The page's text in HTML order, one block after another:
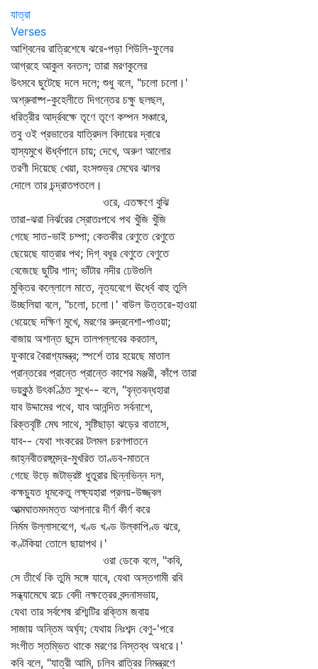
যাত্রা
Verses
আশ্বিনের রাত্রিশেষে ঝরে-পড়া শিউলি-ফুলের
আগ্রহে আকুল বনতল; তারা মরণকুলের
উৎসবে ছুটেছে দলে দলে; শুধু বলে, "চলো চলো।'
অশ্রুবাষ্প-কুহেলীতে দিগন্তের চক্ষু ছলছল,
ধরিত্রীর আর্দ্রবক্ষে তৃণে তৃণে কম্পন সঞ্চারে,
তবু ওই প্রভাতের যাত্রিদল বিদায়ের দ্বারে
হাস্যমুখে ঊর্ধ্বপানে চায়; দেখে, অরুণ আলোর
তরণী দিয়েছে খেয়া, হংসশুভ্র মেঘের ঝালর
দোলে তার চন্দ্রাতপতলে।
ওরে, এতক্ষণে বুঝি
তারা-ঝরা নির্ঝরের স্রোতঃপথে পথ খুঁজি খুঁজি
গেছে সাত-ভাই চম্পা; কেতকীর রেণুতে রেণুতে
ছেয়েছে যাত্রার পথ; দিগ্‌ বধূর বেণুতে বেণুতে
বেজেছে ছুটির গান; ভাঁটার নদীর ঢেউগুলি
মুক্তির কল্লোলে মাতে, নৃত্যবেগে ঊর্ধ্বে বাহু তুলি
উচ্ছলিয়া বলে, "চলো, চলো।' বাউল উত্তরে-হাওয়া
ধেয়েছে দক্ষিণ মুখে, মরণের রুদ্রনেশা-পাওয়া;
বাজায় অশান্ত ছন্দে তালপল্লবের করতাল,
ফুকারে বৈরাগ্যমন্ত্র; স্পর্শে তার হয়েছে মাতাল
প্রান্তরের প্রান্তে প্রান্তে কাশের মঞ্জরী, কাঁপে তারা
ভয়কুন্ঠ উৎকণ্ঠিত সুখে-- বলে, "বৃন্তবন্ধহারা
যাব উদ্দামের পথে, যাব আনন্দিত সর্বনাশে,
রিক্তবৃষ্টি মেঘ সাথে, সৃষ্টিছাড়া ঝড়ের বাতাসে,
যাব-- যেথা শংকরের টলমল চরণপাতনে
জাহ্নবীতরঙ্গমন্দ্র-মুখরিত তাণ্ডব-মাতনে
গেছে উড়ে জটাভ্রষ্ট ধুতুরার ছিন্নভিন্ন দল,
কক্ষচ্যুত ধূমকেতু লক্ষ্যহারা প্রলয়-উজ্জ্বল
আত্মঘাতমদমত্ত আপনারে দীর্ণ কীর্ণ করে
নির্মম উল্লাসবেগে, খণ্ড খণ্ড উল্কাপিণ্ড ঝরে,
কণ্টকিয়া তোলে ছায়াপথ।'
ওরা ডেকে বলে, "কবি,
সে তীর্থে কি তুমি সঙ্গে যাবে, যেথা অস্তগামী রবি
সন্ধ্যামেঘে রচে বেদী নক্ষত্রের বন্দনাসভায়,
যেথা তার সর্বশেষ রশ্মিটির রক্তিম জবায়
সাজায় অন্তিম অর্ঘ্য; যেথায় নিঃশব্দ বেণু-'পরে
সংগীত স্তম্ভিত থাকে মরণের নিস্তব্ধ অধরে।'
কবি বলে, "যাত্রী আমি, চলিব রাত্রির নিমন্ত্রণে